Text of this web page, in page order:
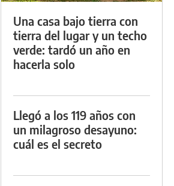
Una casa bajo tierra con
tierra del lugar y un techo
verde: tardó un año en
hacerla solo
Llegó a los 119 años con
un milagroso desayuno:
cuál es el secreto